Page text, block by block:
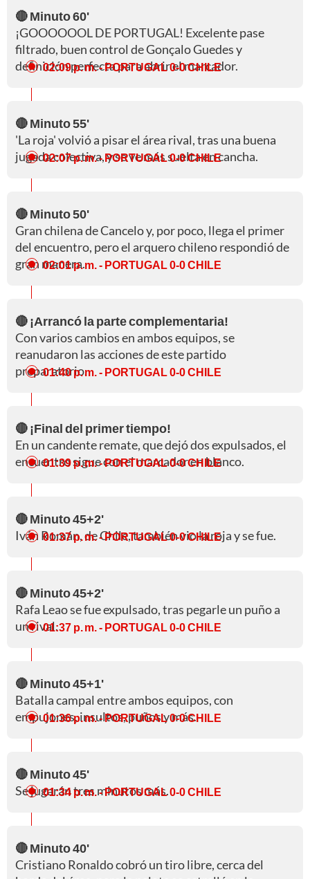
🔴 Minuto 60'
¡GOOOOOOL DE PORTUGAL! Excelente pase
filtrado, buen control de Gonçalo Guedes y
definición perfecta para abrir el marcador.
02:09 p. m.- PORTUGAL 0-0 CHILE
🔴 Minuto 55'
'La roja' volvió a pisar el área rival, tras una buena
jugada colectiva, y se ve más suelta en cancha.
02:07 p. m.- PORTUGAL 0-0 CHILE
🔴 Minuto 50'
Gran chilena de Cancelo y, por poco, llega el primer
del encuentro, pero el arquero chileno respondió de
gran manera.
02:01 p. m. - PORTUGAL 0-0 CHILE
🔴 ¡Arrancó la parte complementaria!
Con varios cambios en ambos equipos, se
reanudaron las acciones de este partido
preparatorio.
01:40 p. m. - PORTUGAL 0-0 CHILE
🔴 ¡Final del primer tiempo!
En un candente remate, que dejó dos expulsados, el
encuentro sigue con el marcador en blanco.
01:39 p. m.- PORTUGAL 0-0 CHILE
🔴 Minuto 45+2'
Iván Román, de Chile, también vio la roja y se fue.
01:37 p. m.- PORTUGAL 0-0 CHILE
🔴 Minuto 45+2'
Rafa Leao se fue expulsado, tras pegarle un puño a
un rival.01:37 p. m. - PORTUGAL 0-0 CHILE
🔴 Minuto 45+1'
Batalla campal entre ambos equipos, con
empujones, insultos, puños y más.
01:36 p. m.- PORTUGAL 0-0 CHILE
🔴 Minuto 45'
Se jugarán tres minutos más.
01:34 p. m. - PORTUGAL 0-0 CHILE
🔴 Minuto 40'
Cristiano Ronaldo cobró un tiro libre, cerca del